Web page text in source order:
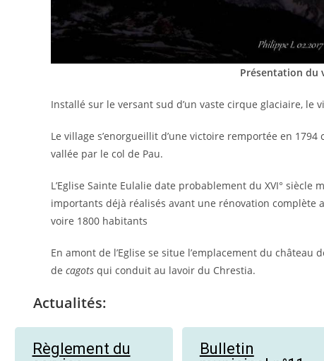
Présentation du
Installé sur le versant sud d’un vaste cirque glaciaire, le
Le village s’enorgueillit d’une victoire remportée en
vallée par le col de Pau.
L’Eglise Sainte Eulalie date probablement du XVI°
importants déjà réalisés avant une rénovation complète
voire 1800 habitants
En amont de l’Eglise se situe l’emplacement du
de cagots qui conduit au lavoir du Chrestia.
Actualités:
Règlement du
Bulletin